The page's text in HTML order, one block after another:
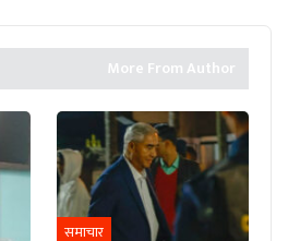
More From Author
समाचार